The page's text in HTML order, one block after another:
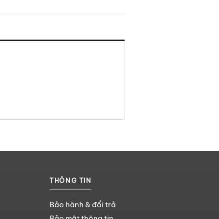
THÔNG TIN
Bảo hành & đổi trả